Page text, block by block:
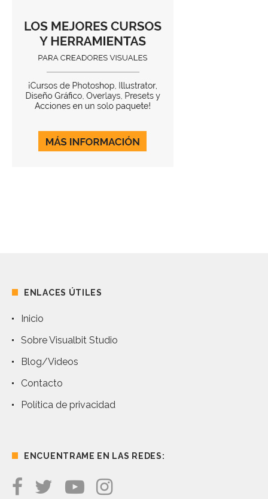
ENLACES ÚTILES
Inicio
Sobre Visualbit Studio
Blog/Videos
Contacto
Política de privacidad
ENCUENTRAME EN LAS REDES: